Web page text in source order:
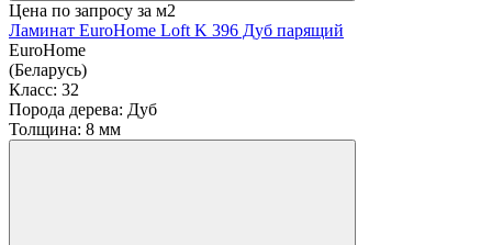
Цена по запросу за м2
Ламинат EuroHome Loft K 396 Дуб парящий
EuroHome
(Беларусь)
Класс: 32
Порода дерева: Дуб
Толщина: 8 мм